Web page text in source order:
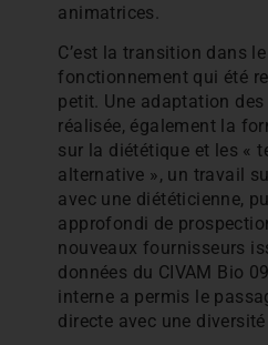
animatrices.
C’est la transition dans
fonctionnement qui été
petit. Une adaptation des
réalisée, également la
sur la diététique et les «
alternative », un travail
avec une diététicienne,
approfondi de
nouveaux fournisseurs
données du CIVAM Bio
interne a permis le
directe avec une